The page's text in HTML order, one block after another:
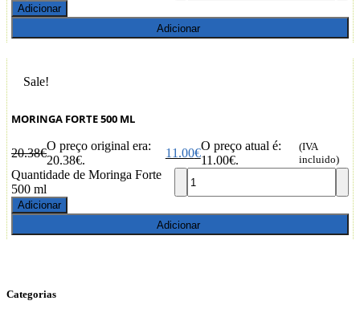
Adicionar
Adicionar
Sale!
MORINGA FORTE 500 ML
20.38€
O preço original era:
20.38€.
11.00€
O preço atual é:
11.00€.
(IVA
incluido)
Quantidade de Moringa Forte
500 ml
Adicionar
Adicionar
Categorias